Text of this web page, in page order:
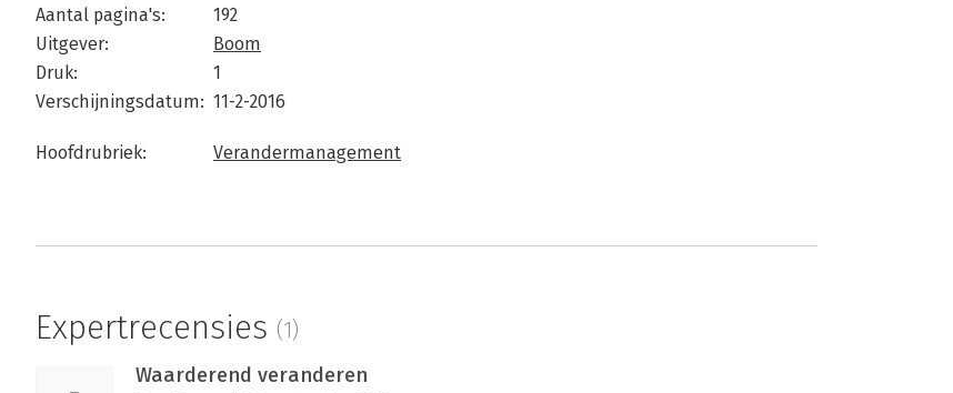
Aantal pagina's:
192
Uitgever:
Boom
Druk:
1
Verschijningsdatum: 11-2-2016
Hoofdrubriek: Verandermanagement
Expertrecensies (1)
Waarderend veranderen